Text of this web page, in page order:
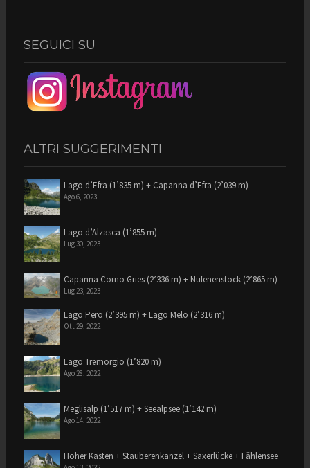
SEGUICI SU
ALTRI SUGGERIMENTI
Lago d’Efra (1’835 m) + Capanna d’Efra (2’039 m)
Ago 6, 2023
Lago d’Alzasca (1’855 m)
Lug 30, 2023
Capanna Corno Gries (2’336 m) + Nufenenstock (2’865 m)
Lug 23, 2023
Lago Pero (2’395 m) + Lago Melo (2’316 m)
Ott 29, 2022
Lago Tremorgio (1’820 m)
Ago 28, 2022
Meglisalp (1’517 m) + Seealpsee (1’142 m)
Ago 14, 2022
Hoher Kasten + Stauberenkanzel + Saxerlücke + Fählensee